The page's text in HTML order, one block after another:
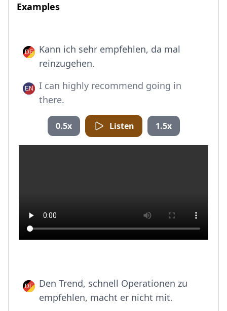
Examples
Kann ich sehr empfehlen, da mal
reinzugehen.
I can highly recommend going in
there.
0.5x Listen 1.5x
Den Trend, schnell Operationen zu
empfehlen, macht er nicht mit.